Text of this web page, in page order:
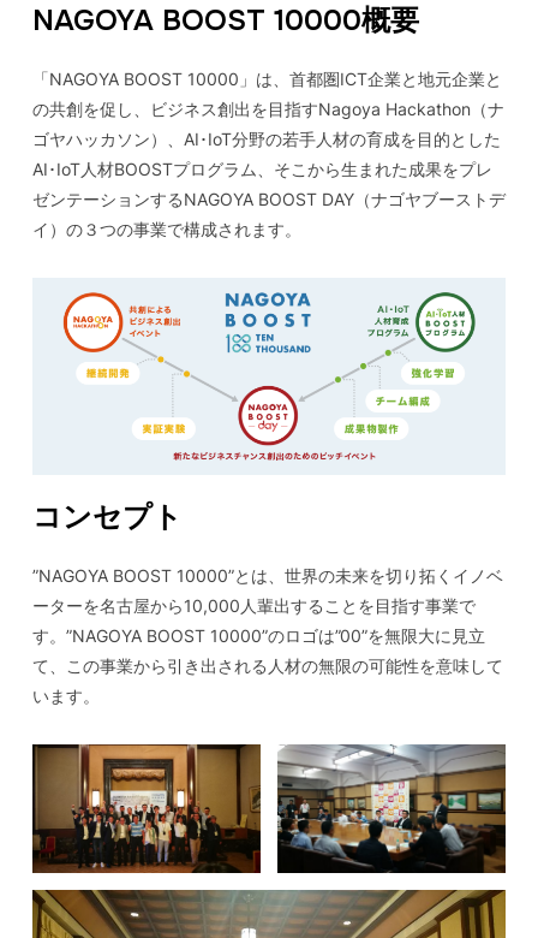
NAGOYA BOOST 10000概要
「NAGOYA BOOST 10000」は、⾸都圏ICT企業と地元企業と
の共創を促し、ビジネス創出を⽬指すNagoya Hackathon（ナ
ゴヤハッカソン）、AI･IoT分野の若⼿⼈材の育成を⽬的とした
AI･IoT⼈材BOOSTプログラム、そこから⽣まれた成果をプレ
ゼンテーションするNAGOYA BOOST DAY（ナゴヤブーストデ
イ）の３つの事業で構成されます。
コンセプト
”NAGOYA BOOST 10000”とは、世界の未来を切り拓くイノベ
ーターを名古屋から10,000⼈輩出することを⽬指す事業で
す。”NAGOYA BOOST 10000”のロゴは”00”を無限⼤に⾒⽴
て、この事業から引き出される⼈材の無限の可能性を意味して
います。